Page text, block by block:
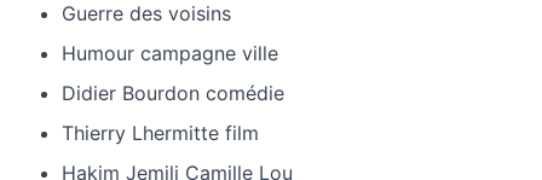
Guerre des voisins
Humour campagne ville
Didier Bourdon comédie
Thierry Lhermitte film
Hakim Jemili Camille Lou